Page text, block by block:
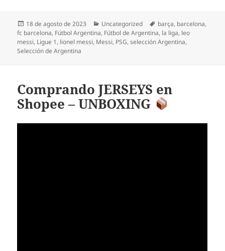
Publicado
el
18 de agosto de 2023 Categorías
Uncategorized Etiquetas
barça, barcelona,
fc barcelona, Fútbol Argentina, Fútbol de Argentina, la liga, leo
messi, Ligue 1, lionel messi, Messi, PSG,selección Argentina,
Selección de Argentina
Comprando JERSEYS en
Shopee – UNBOXING